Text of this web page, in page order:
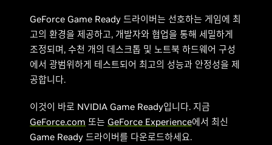
GeForce Game Ready 드라이버는 선호하는 게임에 최
고의 환경을 제공하고, 개발자와 협업을 통해 세밀하게
조정되며, 수천 개의 데스크톱 및 노트북 하드웨어 구성
에서 광범위하게 테스트되어 최고의 성능과 안정성을 제
공합니다.
이것이 바로 NVIDIA Game Ready입니다. 지금
GeForce.com 또는 GeForce Experience에서 최신
Game Ready 드라이버를 다운로드하세요.